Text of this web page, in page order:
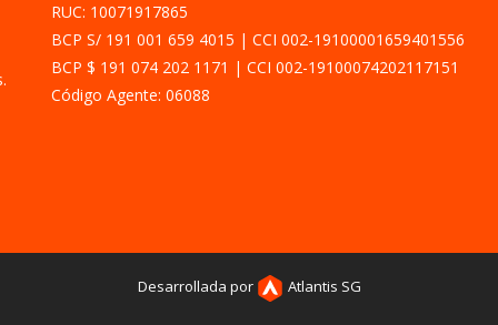
RUC: 10071917865
BCP S/ 191 001 659 4015
CCI 002-19100001659401556
BCP $ 191 074 202 1171
CCI 002-19100074202117151
Código Agente: 06088
Desarrollada por Atlantis SG